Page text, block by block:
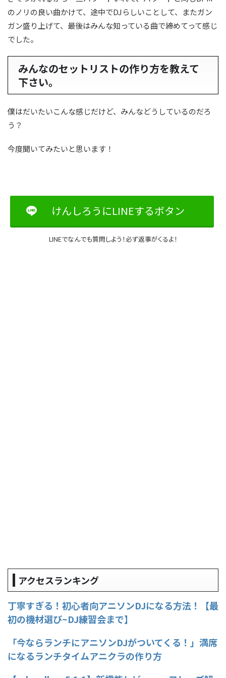
のノリの良い曲かけて、途中でDJらしいことして、またガン
ガン盛り上げて、最後はみんな知っている曲で締めてって感じ
でした。
みんなのセットリストの作り方を教えて
下さい。
僕はだいたいこんな感じだけど、みんなどうしているのだろ
う？
今度聞いてみたいと思います！
けんしろうにLINEするボタン
LINEでなんでも質問しよう！必ず返事がくるよ！
アクセスランキング
丁寧すぎる！初心者向アニソンDJになる方法！【最
初の機材選び~DJ練習会まで】
「今ならランチにアニソンDJがついてくる！」満席
になるランチタイムアニクラの作り方